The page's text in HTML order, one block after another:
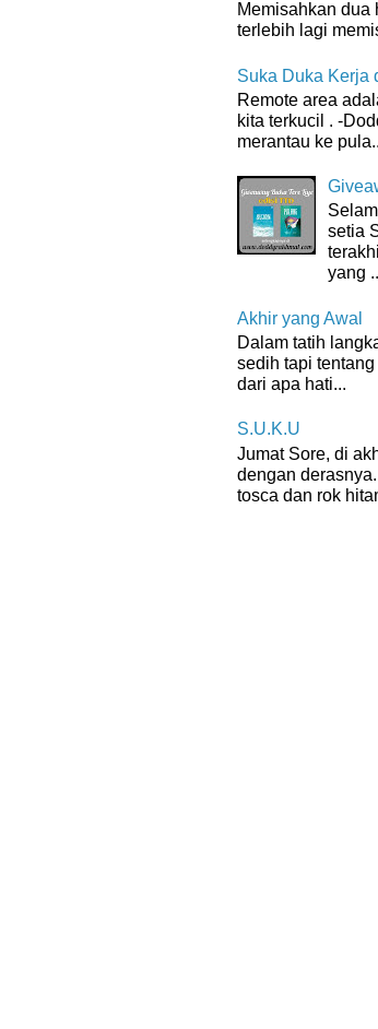
Memisahkan dua
terlebih lagi
Suka Duka Kerja
Remote area
kita terkucil . -
merantau ke
setia
yang
Akhir yang Awal
Dalam tatih
sedih tapi
dari apa hati...
S.U.K.U
Jumat Sore, di
dengan
tosca dan rok